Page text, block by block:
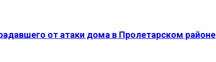
от атаки дома в Пролетарском районе